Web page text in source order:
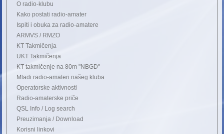
O radio-klubu
Kako postati radio-amater
Ispiti i obuka za radio-amatere
ARMVS / RMZO
KT Takmičenja
UKT Takmičenja
KT takmičenje na 80m "NBGD"
Mladi radio-amateri našeg kluba
Operatorske aktivnosti
Radio-amaterske priče
QSL Info / Log search
Preuzimanja / Download
Korisni linkovi